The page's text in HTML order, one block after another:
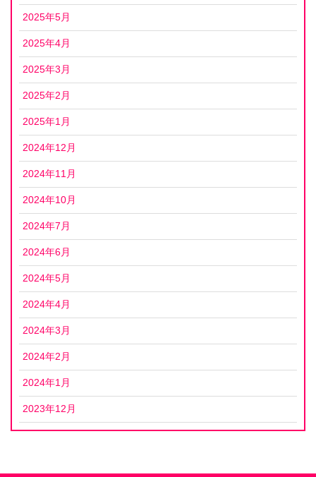
2025年5月
2025年4月
2025年3月
2025年2月
2025年1月
2024年12月
2024年11月
2024年10月
2024年7月
2024年6月
2024年5月
2024年4月
2024年3月
2024年2月
2024年1月
2023年12月